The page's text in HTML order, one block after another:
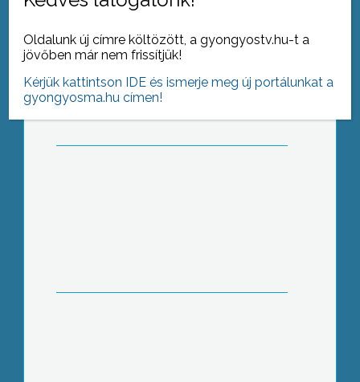
Megkezdődött a fenyővásár
Oldalunk új címre költözött, a gyongyostv.hu-t a
jövőben már nem frissítjük!
Kérjük kattintson IDE és ismerje meg új portálunkat a
gyongyosma.hu címen!